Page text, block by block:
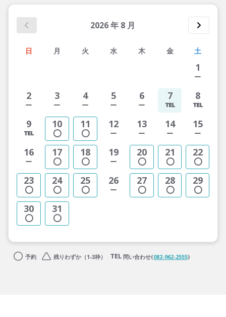
2026年 8 月
日 月 火 水 木 金 土
1
2 3 4 5 6 7 8
9 10 11 12 13 14 15
16 17 18 19 20 21 22
23 24 25 26 27 28 29
30 31
予約 残りわずか（1-3枠） 問い合わせ(082-962-2555)